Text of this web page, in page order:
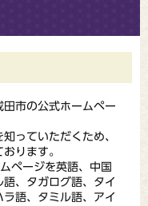
市の公式ホームペー
っていただくため、
ります。
ページを英語、中国
、タガログ語、タイ
語、タミル語、アイ